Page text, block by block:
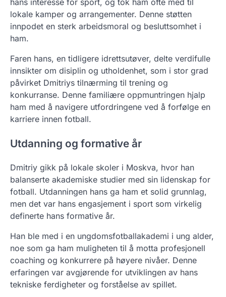
lokale kamper og arrangementer. Denne støtten
innpodet en sterk arbeidsmoral og besluttsomhet i
ham.
Faren hans, en tidligere idrettsutøver, delte verdifulle
innsikter om disiplin og utholdenhet, som i stor grad
påvirket Dmitriys tilnærming til trening og
konkurranse. Denne familiære oppmuntringen hjalp
ham med å navigere utfordringene ved å forfølge en
karriere innen fotball.
Utdanning og formative år
Dmitriy gikk på lokale skoler i Moskva, hvor han
balanserte akademiske studier med sin lidenskap for
fotball. Utdanningen hans ga ham et solid grunnlag,
men det var hans engasjement i sport som virkelig
definerte hans formative år.
Han ble med i en ungdomsfotballakademi i ung alder,
noe som ga ham muligheten til å motta profesjonell
coaching og konkurrere på høyere nivåer. Denne
erfaringen var avgjørende for utviklingen av hans
tekniske ferdigheter og forståelse av spillet.